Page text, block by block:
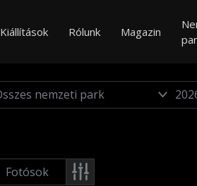
Kiállítások Rólunk Magazin
Fotósok